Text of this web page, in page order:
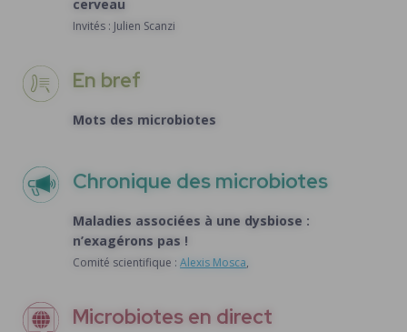
cerveau
Invités : Julien Scanzi
En bref
Mots des microbiotes
Chronique des microbiotes
Maladies associées à une dysbiose :
n’exagérons pas !
Comité scientifique : Alexis Mosca,
Microbiotes en direct